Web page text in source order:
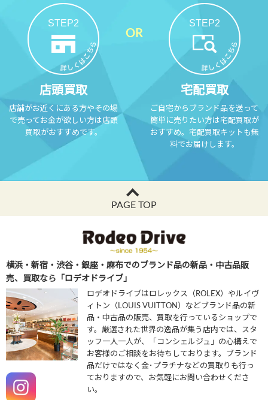
STEP2
店頭買取
店舗がお近くにある方やその場
で売ってお金が欲しい方は店頭
買取がおすすめです。
STEP2
宅配買取
ご自宅からブランド品を送って
簡単に売りたい方は宅配買取が
おすすめ。宅配買取キットも無
料でお届けします。
PAGE TOP
横浜・新宿・渋谷・銀座・麻布でのブランド品の新品・中古品販
売、買取なら「ロデオドライブ」
ロデオドライブはロレックス（ROLEX）やルイヴ
ィトン（LOUIS VUITTON）などブランド品の新
品・中古品の販売、買取を行っているショップで
す。厳選された世界の逸品が集う店内では、スタ
ッフ一人一人が、「コンシェルジュ」の心構えで
お客様のご相談をお待ちしております。ブランド
品だけではなく金･プラチナなどの買取りも行っ
ておりますので、お気軽にお問い合わせくださ
い。